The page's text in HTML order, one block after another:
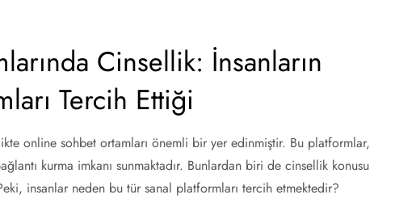
Cinsellik: İnsanların
Tercih Ettiği
online sohbet ortamları önemli bir yer edinmiştir. Bu platformlar,
kurma imkanı sunmaktadır. Bunlardan biri de cinsellik konusu
insanlar neden bu tür sanal platformları tercih etmektedir?